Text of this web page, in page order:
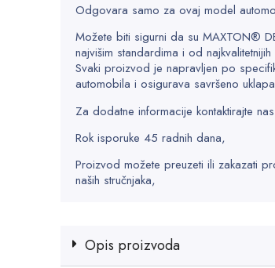
Odgovara samo za ovaj model
Možete biti sigurni da su MAXTON®
najvišim standardima i od
Svaki proizvod je napravljen po
automobila i osigurava savršeno
Za dodatne informacije kontaktirajte
Rok isporuke 45 radnih dana,
Proizvod možete preuzeti ili zakazati
naših stručnjaka,
Opis proizvoda